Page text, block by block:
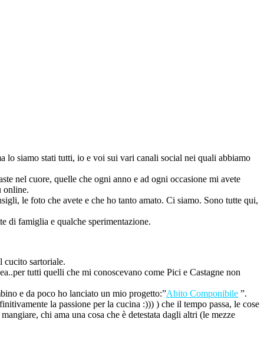
lo siamo stati tutti, io e voi sui vari canali social nei quali abbiamo
nel cuore, quelle che ogni anno e ad ogni occasione mi avete
online.
le foto che avete e che ho tanto amato. Ci siamo. Sono tutte qui,
di famiglia e qualche sperimentazione.
cucito sartoriale.
tutti quelli che mi conoscevano come Pici e Castagne non
e da poco ho lanciato un mio progetto:”Abito Componibile ”.
la passione per la cucina :))) ) che il tempo passa, le cose
chi ama una cosa che è detestata dagli altri (le mezze